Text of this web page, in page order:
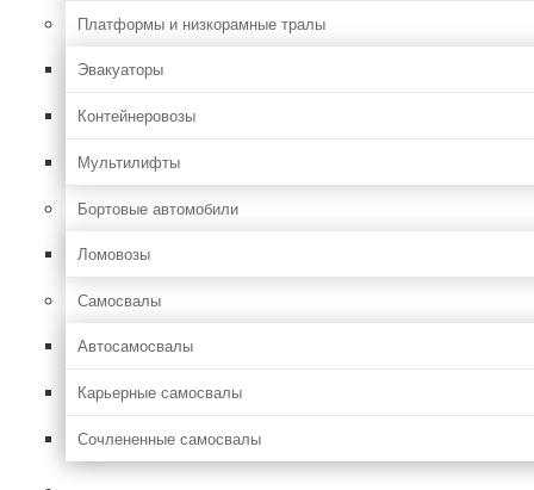
Платформы и низкорамные тралы
Эвакуаторы
Контейнеровозы
Мультилифты
Бортовые автомобили
Ломовозы
Самосвалы
Автосамосвалы
Карьерные самосвалы
Сочлененные самосвалы